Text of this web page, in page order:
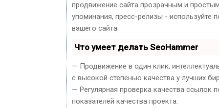
продвижение сайта прозрачным и
упоминания, пресс-релизы - используйте
вашего сайта.
Что умеет делать SeoHammer
— Продвижение в один клик,
с высокой степенью качества у лучших
— Регулярная проверка качества ссылок
показателей качества проекта.